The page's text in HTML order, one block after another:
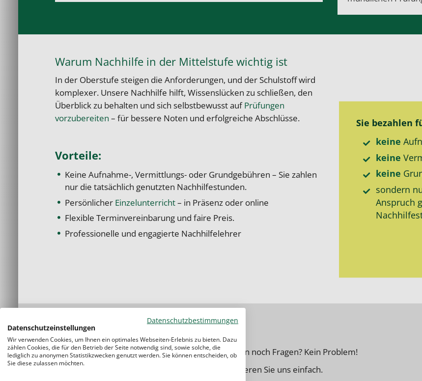
Warum Nachhilfe in der Mittelstufe wichtig ist
In der Oberstufe steigen die Anforderungen, und der Schulstoff wird
komplexer. Unsere Nachhilfe hilft, Wissenslücken zu schließen, den
Überblick zu behalten und sich selbstbewusst aufPrüfungen
vorzubereiten – für bessere Noten und erfolgreiche Abschlüsse.
Vorteile:
Keine Aufnahme-, Vermittlungs- oder Grundgebühren – Sie zahlen
nur die tatsächlich genutzten Nachhilfestunden.
Persönlicher Einzelunterricht– in Präsenz oder online
Flexible Terminvereinbarung und faire Preis.
Professionelle und engagierte Nachhilfelehrer
Sie bezahlen
keine
keine
keine
sondern
Anspruch
Sie haben noch Fragen? Kein Problem!
Kontaktieren Sie uns einfach.
Datenschutzbestimmungen
Datenschutzeinstellungen
Wir verwenden Cookies, um Ihnen ein optimales Webseiten-Erlebnis zu bieten. Dazu
zählen Cookies, die für den Betrieb der Seite notwendig sind, sowie solche, die
lediglich zu anonymen Statistikzwecken genutzt werden. Sie können entscheiden, ob
Sie diese zulassen möchten.